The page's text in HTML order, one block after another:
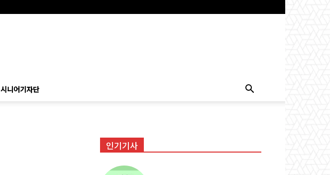
시니어기자단
인기기사